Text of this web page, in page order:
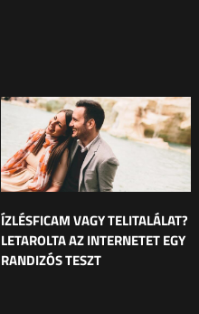
ÍZLÉSFICAM VAGY TELITALÁLAT?
LETAROLTA AZ INTERNETET EGY
RANDIZÓS TESZT